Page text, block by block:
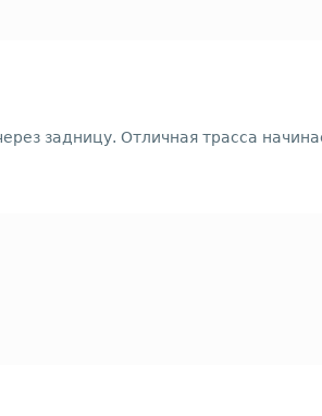
задницу. Отличная трасса